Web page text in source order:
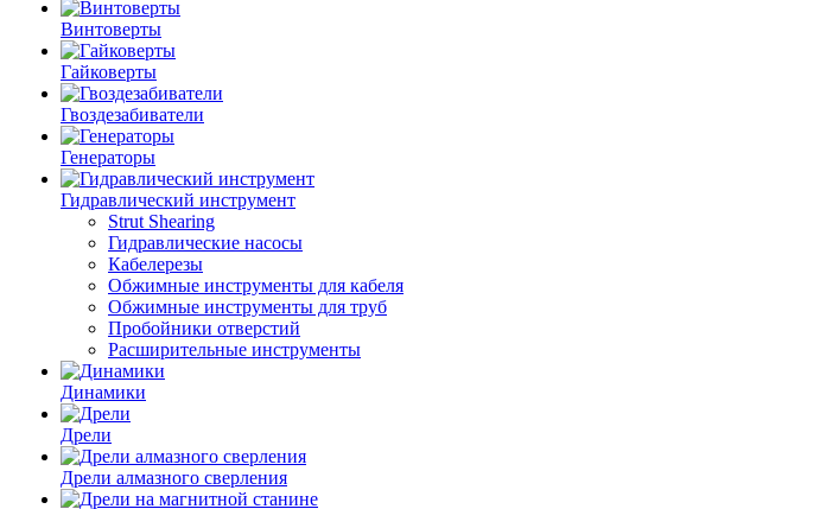
Винтоверты
Гайковерты
Гвоздезабиватели
Генераторы
Гидравлический инструмент
Strut Shearing
Гидравлические насосы
Кабелерезы
Обжимные инструменты для кабеля
Обжимные инструменты для труб
Пробойники отверстий
Расширительные инструменты
Динамики
Дрели
Дрели алмазного сверления